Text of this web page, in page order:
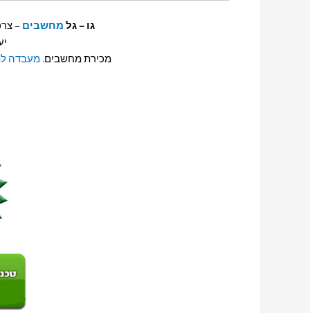
גו – גל מחשבים –
מכירת מחשבים. מעבדה